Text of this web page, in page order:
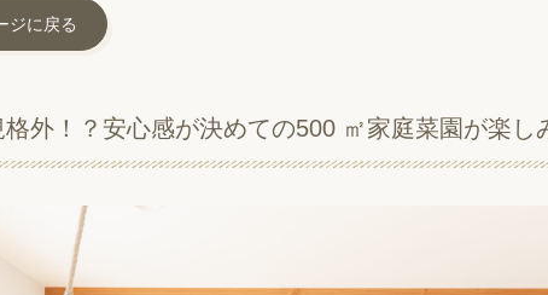
ジに戻る
格外！？安心感が決めての500 ㎡家庭菜園が楽